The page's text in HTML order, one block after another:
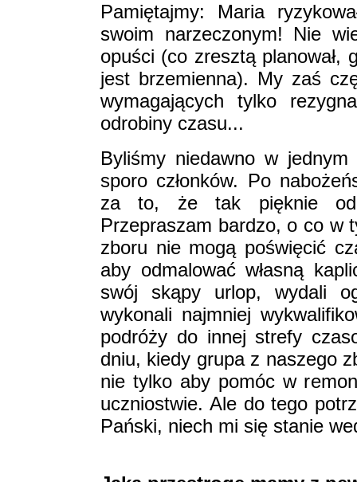
Pamiętajmy: Maria
swoim narzeczonym! Nie
opuści (co zresztą planował,
jest brzemienna). My zaś
wymagających tylko
odrobiny czasu...
Byliśmy niedawno w
sporo członków. Po
za to, że tak pięknie
Przepraszam bardzo, o co w
zboru nie mogą poświęcić
aby odmalować własną
swój skąpy urlop, wydali
wykonali najmniej
podróży do innej strefy
dniu, kiedy grupa z naszego
nie tylko aby pomóc w
uczniostwie. Ale do tego
Pański, niech mi się stanie